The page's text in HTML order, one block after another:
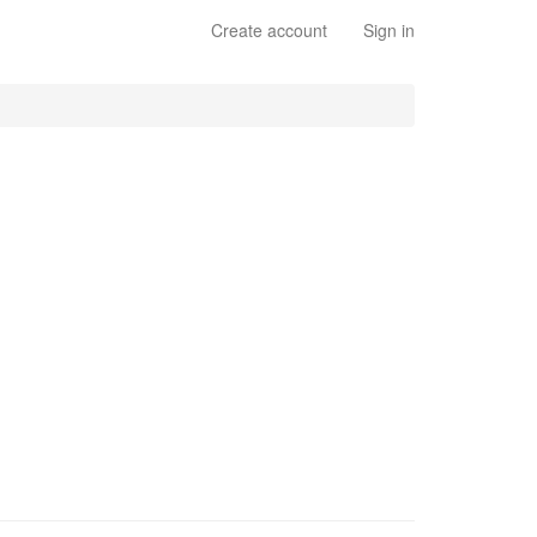
Create account Sign in